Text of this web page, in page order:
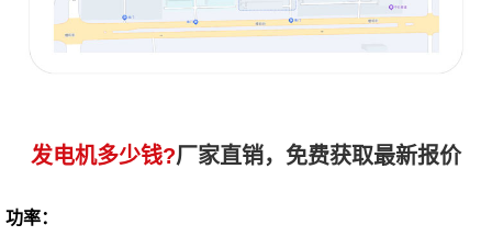
发电机多少钱?厂家直销，免费获取最新报价
功率：